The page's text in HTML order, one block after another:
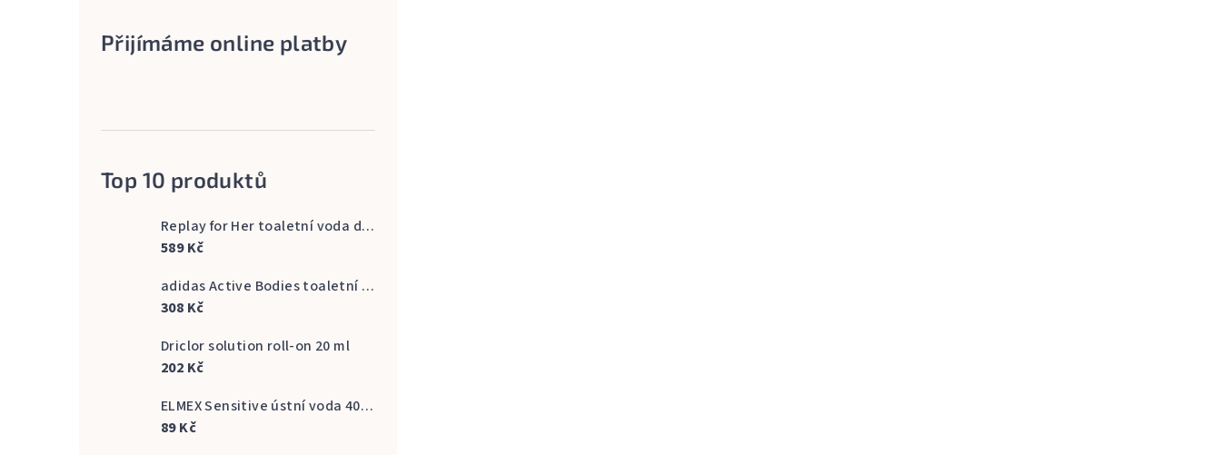
Přijímáme online platby
Top 10 produktů
Replay for Her toaletní voda dámská 60 ml
589 Kč
adidas Active Bodies toaletní voda pánská 100 ml
308 Kč
Driclor solution roll-on 20 ml
202 Kč
ELMEX Sensitive ústní voda 400 ml
89 Kč